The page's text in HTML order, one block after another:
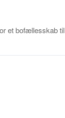
et bofællesskab til